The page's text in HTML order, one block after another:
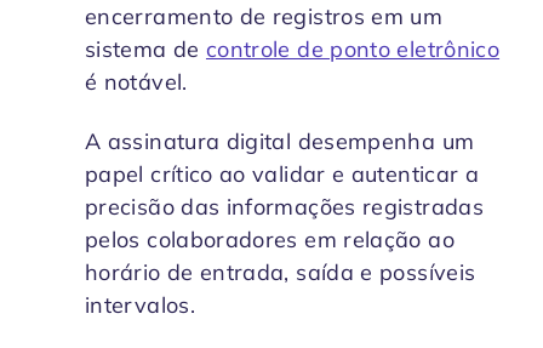
encerramento de registros em um
sistema de controle de ponto eletrônico
é notável.
A assinatura digital desempenha um
papel crítico ao validar e autenticar a
precisão das informações registradas
pelos colaboradores em relação ao
horário de entrada, saída e possíveis
intervalos.